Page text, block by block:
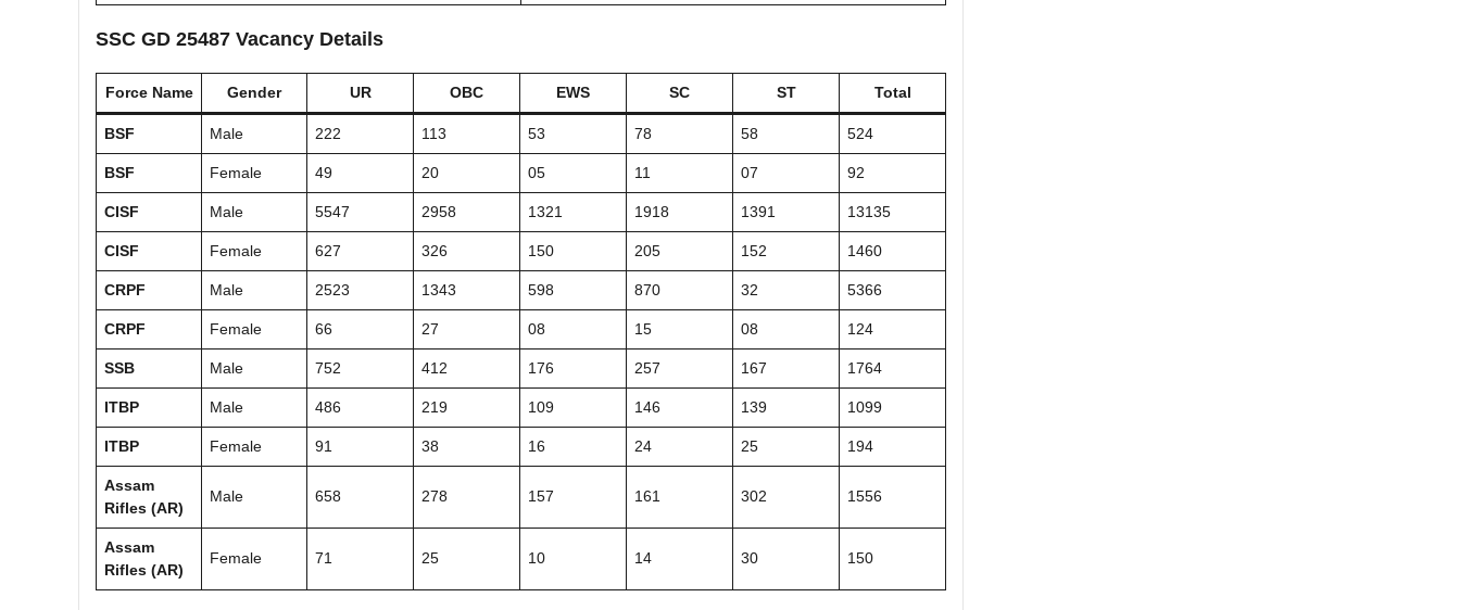
SSC GD 25487 Vacancy Details
Force Name Gender UR OBC EWS SC ST Total
BSF Male 222 113 53 78 58 524
BSF Female 49 20 05 11 07 92
CISF Male 5547 2958 1321 1918 1391 13135
CISF Female 627 326 150 205 152 1460
CRPF Male 2523 1343 598 870 32 5366
CRPF Female 66 27 08 15 08 124
SSB Male 752 412 176 257 167 1764
ITBP Male 486 219 109 146 139 1099
ITBP Female 91 38 16 24 25 194
Assam
Rifles (AR)
Male 658 278 157 161 302 1556
Assam
Rifles (AR)
Female 71 25 10 14 30 150